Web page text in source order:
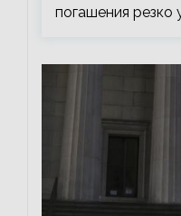
погашения резко